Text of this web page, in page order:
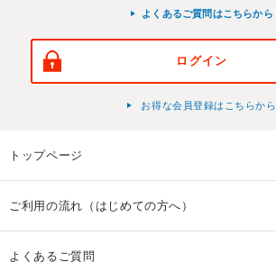
よくあるご質問はこちらから
ログイン
お得な会員登録はこちらから
トップページ
ご利用の流れ（はじめての方へ）
よくあるご質問